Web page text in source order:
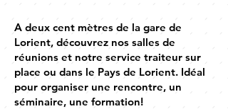
A deux cent mètres de la gare de
Lorient, découvrez nos salles de
réunions et notre service traiteur sur
place ou dans le Pays de Lorient. Idéal
pour organiser une rencontre, un
séminaire, une formation!